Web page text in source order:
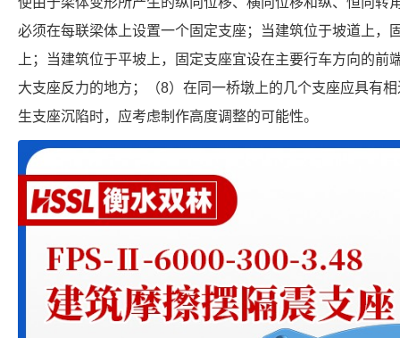
必须在每联梁体上设置一个固定支座；当建筑位于坡道上，
上；当建筑位于平坡上，固定支座宜设在主要行车方向的前
大支座反力的地方；（8）在同一桥墩上的几个支座应具有
生支座沉陷时，应考虑制作高度调整的可能性。